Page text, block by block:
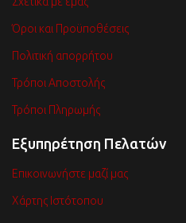
Όροι και Προϋποθέσεις
Πολιτική απορρήτου
Τρόποι Αποστολής
Τρόποι Πληρωμής
Εξυπηρέτηση Πελατών
Επικοινωνήστε μαζί μας
Χάρτης Ιστότοπου